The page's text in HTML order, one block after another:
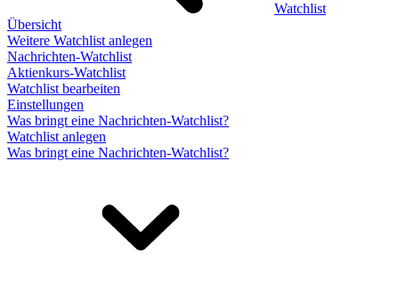
Watchlist
Übersicht
Weitere Watchlist anlegen
Nachrichten-Watchlist
Aktienkurs-Watchlist
Watchlist bearbeiten
Einstellungen
Was bringt eine Nachrichten-Watchlist?
Watchlist anlegen
Was bringt eine Nachrichten-Watchlist?